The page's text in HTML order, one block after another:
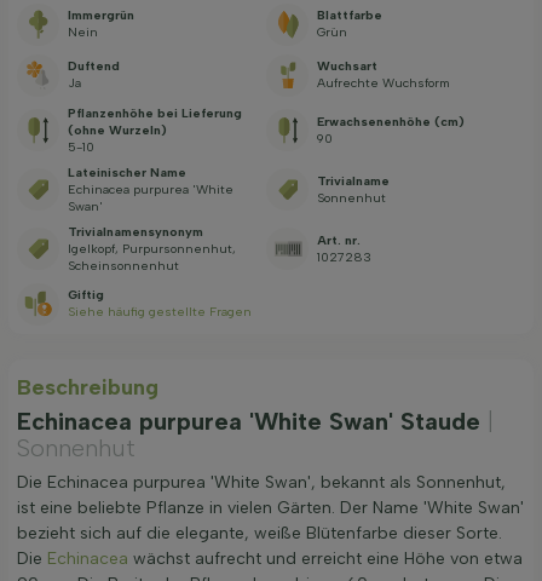
Immergrün
Nein
Blattfarbe
Grün
Duftend
Ja
Wuchsart
Aufrechte Wuchsform
Pflanzenhöhe bei Lieferung
(ohne Wurzeln)
5-10
Erwachsenenhöhe (cm)
90
Lateinischer Name
Echinacea purpurea 'White
Swan'
Trivialname
Sonnenhut
Trivialnamensynonym
Igelkopf, Purpursonnenhut,
Scheinsonnenhut
Art. nr.
1027283
Giftig
Siehe häufig gestellte Fragen
Beschreibung
Echinacea purpurea 'White Swan' Staude
Sonnenhut
Die Echinacea purpurea 'White Swan', bekannt als Sonnenhut,
ist eine beliebte Pflanze in vielen Gärten. Der Name 'White Swan'
bezieht sich auf die elegante, weiße Blütenfarbe dieser Sorte.
Die Echinacea wächst aufrecht und erreicht eine Höhe von etwa